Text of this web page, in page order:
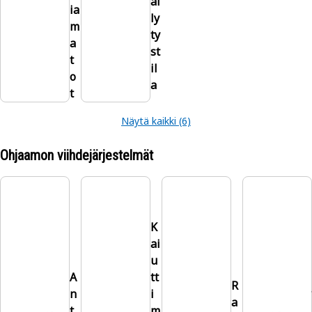
ia
m
a
t
o
t
ly
ty
st
il
a
Näytä kaikki (6)
Ohjaamon viihdejärjestelmät
A
n
K
ai
u
tt
i
R
a